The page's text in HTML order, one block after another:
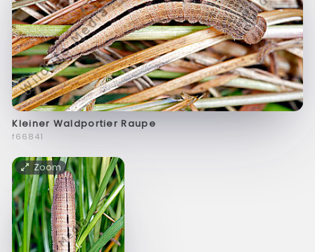
Kleiner Waldportier Raupe
f66841
Zoom